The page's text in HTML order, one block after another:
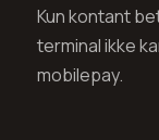
Kun kontant
terminal ikke
mobilepay.